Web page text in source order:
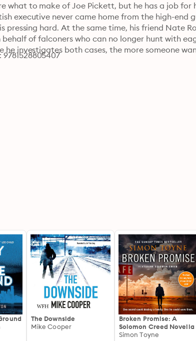
what to make of Joe Pickett, but he has a job for
executive never came home from the high-end
pressing hard. At the same time, his friend Nate
of falconers who can no longer hunt with
he investigates both cases, the more someone
The Downside
Mike Cooper
Broken Promise: A
Solomon Creed Novella
Simon Toyne